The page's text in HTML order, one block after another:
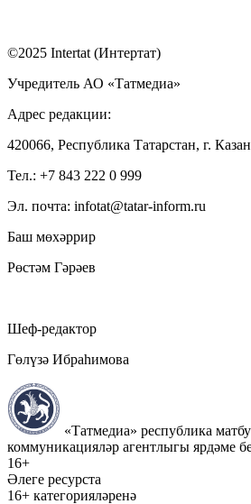
©2025 Intertat (Интертат)
Учредитель АО «Татмедиа»
Адрес редакции:
420066, Республика Татарстан, г.
Тел.: +7 843 222 0 999
Эл. почта: infotat@tatar-inform.ru
Баш мөхәррир
Рөстәм Гәрәев
Шеф-редактор
Гөлүзә Ибраһимова
«Татмедиа» республика
коммуникацияләр агентлыгы ярдәме
16+
Әлеге ресурста
16+ категорияләренә